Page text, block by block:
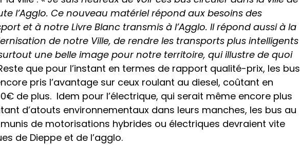
l’Agglo. Ce nouveau matériel répond aux besoins des
et à notre Livre Blanc transmis à l’Agglo. Il répond aussi à la
de notre Ville, de rendre les transports plus intelligents
une belle image pour notre territoire, qui illustre de quoi
que pour l’instant en termes de rapport qualité-prix, les bus
pris l’avantage sur ceux roulant au diesel, coûtant en
de plus. Idem pour l’électrique, qui serait même encore plus
d’atouts environnementaux dans leurs manches, les bus au
de motorisations hybrides ou électriques devraient vite
de Dieppe et de l’agglo.